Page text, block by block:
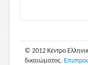
© 2012 Κέντρο
δικαιώματος.